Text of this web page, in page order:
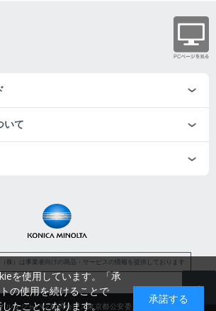
いて
株）は事業者向けの商品・サービスの情報を提供しております
ルタジャパン株式会社／東京都公安委員会
を使用しています。「承
の使用を続けることで
たことになります。
承諾する